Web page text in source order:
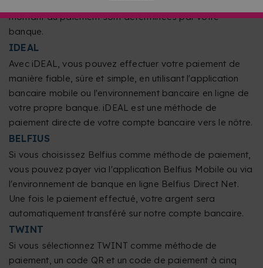
montant du paiement sont déterminées par votre
banque.
IDEAL
Avec iDEAL, vous pouvez effectuer votre paiement de
manière fiable, sûre et simple, en utilisant l'application
bancaire mobile ou l'environnement bancaire en ligne de
votre propre banque. iDEAL est une méthode de
paiement directe de votre compte bancaire vers le nôtre.
BELFIUS
Si vous choisissez Belfius comme méthode de paiement,
vous pouvez payer via l'application Belfius Mobile ou via
l'environnement de banque en ligne Belfius Direct Net.
Une fois le paiement effectué, votre argent sera
automatiquement transféré sur notre compte bancaire.
TWINT
Si vous sélectionnez TWINT comme méthode de
paiement, un code QR et un code de paiement à cinq